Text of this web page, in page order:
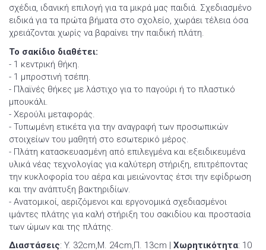
σχέδια, ιδανική επιλογή για τα μικρά μας παιδιά. Σχεδιασμένο
ειδικά για τα πρώτα βήματα στο σχολείο, χωράει τέλεια όσα
χρειάζονται χωρίς να βαραίνει την παιδική πλάτη.
Το σακίδιο διαθέτει:
- 1 κεντρική θήκη.
- 1 μπροστινή τσέπη.
- Πλαϊνές θήκες με λάστιχο για το παγούρι ή το πλαστικό
μπουκάλι.
- Χερούλι μεταφοράς.
- Τυπωμένη ετικέτα για την αναγραφή των προσωπικών
στοιχείων του μαθητή στο εσωτερικό μέρος.
- Πλάτη κατασκευασμένη από επιλεγμένα και εξειδικευμένα
υλικά νέας τεχνολογίας για καλύτερη στήριξη, επιτρέποντας
την κυκλοφορία του αέρα και μειώνοντας έτσι την εφίδρωση
και την ανάπτυξη βακτηριδίων.
- Ανατομικοί, αεριζόμενοι και εργονομικά σχεδιασμένοι
ιμάντες πλάτης για καλή στήριξη του σακιδίου και προστασία
των ώμων και της πλάτης.
Διαστάσεις: Y. 32cm,Μ. 24cm,Π. 13cm | Χωρητικότητα: 10